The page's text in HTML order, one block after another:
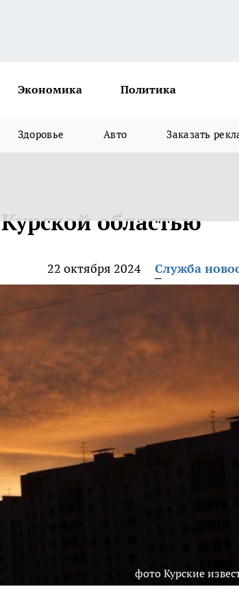
Экономика Политика
Здоровье Авто Заказать
областью
22 октября 2024 Служба
фото Курские